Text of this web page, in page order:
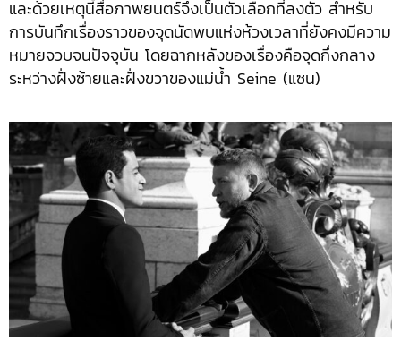
และด้วยเหตุนี้สื่อภาพยนตร์จึงเป็นตัวเลือกที่ลงตัว สำหรับ
การบันทึกเรื่องราวของจุดนัดพบแห่งห้วงเวลาที่ยังคงมีความ
หมายจวบจนปัจจุบัน โดยฉากหลังของเรื่องคือจุดกึ่งกลาง
ระหว่างฝั่งซ้ายและฝั่งขวาของแม่น้ำ Seine (แซน)